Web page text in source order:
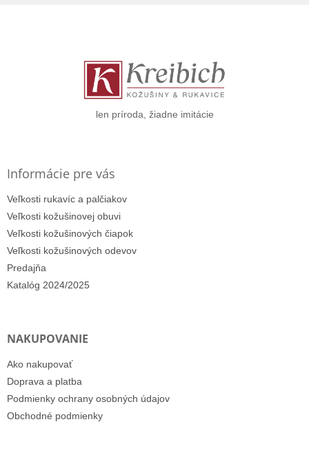
len príroda, žiadne imitácie
Informácie pre vás
Veľkosti rukavíc a palčiakov
Veľkosti kožušinovej obuvi
Veľkosti kožušinových čiapok
Veľkosti kožušinových odevov
Predajňa
Katalóg 2024/2025
NAKUPOVANIE
Ako nakupovať
Doprava a platba
Podmienky ochrany osobných údajov
Obchodné podmienky